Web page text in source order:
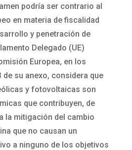
podría ser contrario al
en materia de fiscalidad
y penetración de
Delegado (UE)
Europea, en los
de su anexo, considera que
y fotovoltaicas son
que contribuyen, de
la mitigación del cambio
que no causan un
a ninguno de los objetivos